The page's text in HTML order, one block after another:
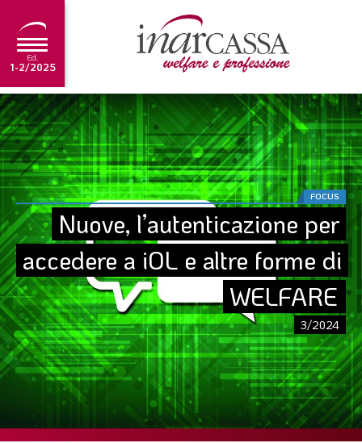
Ed.
1-2/2025
NEWS
EDITORIALE
TUTORIAL
SCADENZARIO
ARCHIVIO
Ultima edizione
1-2/2025
SOMMARIO
EDITORIALE
PREVIDENZA
FOCUS
Nuove, l’autenticazione per
accedere a iOL e altre forme di
WELFARE
3/2024